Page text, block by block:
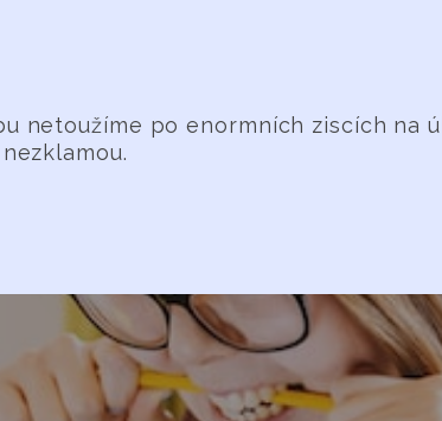
netoužíme po enormních ziscích na